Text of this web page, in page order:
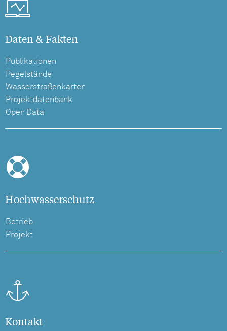
Daten & Fakten
Publikationen
Pegelstände
Wasserstraßenkarten
Projektdatenbank
Open Data
Hochwasserschutz
Betrieb
Projekt
Kontakt